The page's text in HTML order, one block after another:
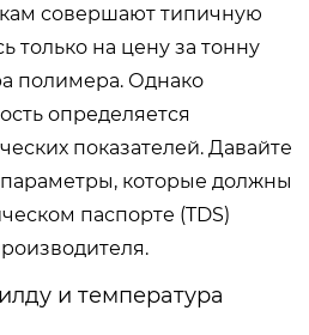
совершают типичную
только на цену за тонну
полимера. Однако
определяется
показателей. Давайте
которые должны
паспорте (TDS)
и температура